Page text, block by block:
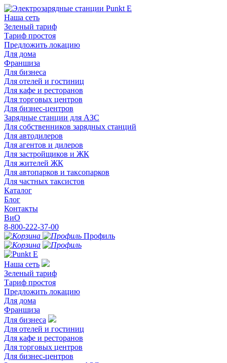
Наша сеть
Зеленый тариф
Тариф простоя
Предложить локацию
Для дома
Франшиза
Для бизнеса
Для отелей и гостиниц
Для кафе и ресторанов
Для торговых центров
Для бизнес-центров
Зарядные станции для АЗС
Для собственников зарядных станций
Для автодилеров
Для агентов и дилеров
Для застройщиков и ЖК
Для жителей ЖК
Для автопарков и таксопарков
Для частных таксистов
Каталог
Блог
Контакты
ВиО
8-800-222-37-00
Профиль
Наша сеть
Зеленый тариф
Тариф простоя
Предложить локацию
Для дома
Франшиза
Для бизнеса
Для отелей и гостиниц
Для кафе и ресторанов
Для торговых центров
Для бизнес-центров